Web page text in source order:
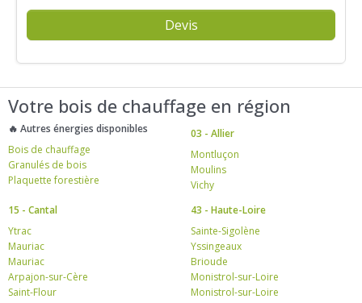
Devis
Votre bois de chauffage en région
🔥 Autres énergies disponibles
Bois de chauffage
Granulés de bois
Plaquette forestière
03 - Allier
Montluçon
Moulins
Vichy
15 - Cantal
Ytrac
Mauriac
Mauriac
Arpajon-sur-Cère
Saint-Flour
43 - Haute-Loire
Sainte-Sigolène
Yssingeaux
Brioude
Monistrol-sur-Loire
Monistrol-sur-Loire